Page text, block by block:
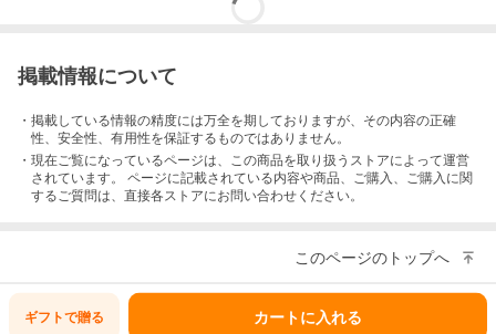
掲載情報について
・掲載している情報の精度には万全を期しておりますが、その内容の正確
性、安全性、有用性を保証するものではありません。
・現在ご覧になっているページは、この商品を取り扱うストアによって運営
されています。 ページに記載されている内容や商品、ご購入 、ご購入に関
するご質問は、直接各ストアにお問い合わせください。
このページのトップへ
ギフトで贈る カートに入れる